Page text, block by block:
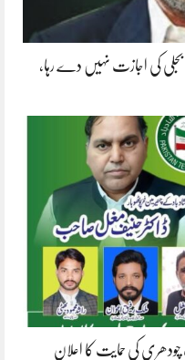
کی اجازت نہیں دے رہا،